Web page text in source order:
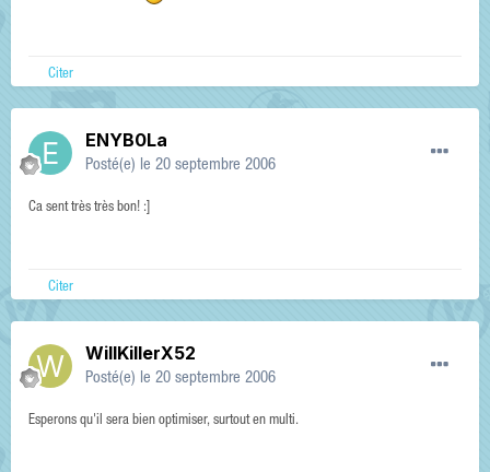
Citer
ENYB0La
Posté(e) le 20 septembre 2006
Ca sent très très bon! :]
Citer
WillKillerX52
Posté(e) le 20 septembre 2006
Esperons qu'il sera bien optimiser, surtout en multi.